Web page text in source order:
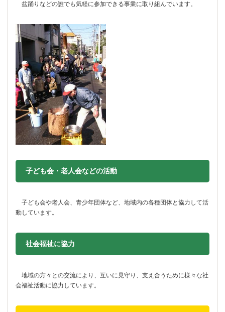
盆踊りなどの誰でも気軽に参加できる事業に取り組んでいます。
子ども会・老人会などの活動
子ども会や老人会、青少年団体など、地域内の各種団体と協力して活
動しています。
社会福祉に協力
地域の方々との交流により、互いに見守り、支え合うために様々な社
会福祉活動に協力しています。